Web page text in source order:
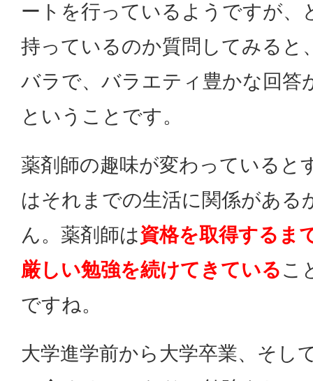
ートを行っているようですが、
持っているのか質問してみると
バラで、バラエティ豊かな回答
ということです。
薬剤師の趣味が変わっていると
はそれまでの生活に関係がある
ん。薬剤師は資格を取得するま
厳しい勉強を続けてきているこ
ですね。
大学進学前から大学卒業、そし